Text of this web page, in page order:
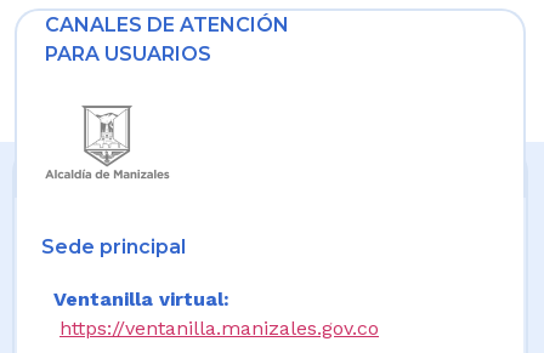
CANALES DE ATENCIÓN
PARA USUARIOS
Sede principal
Ventanilla virtual:
https://ventanilla.manizales.gov.co